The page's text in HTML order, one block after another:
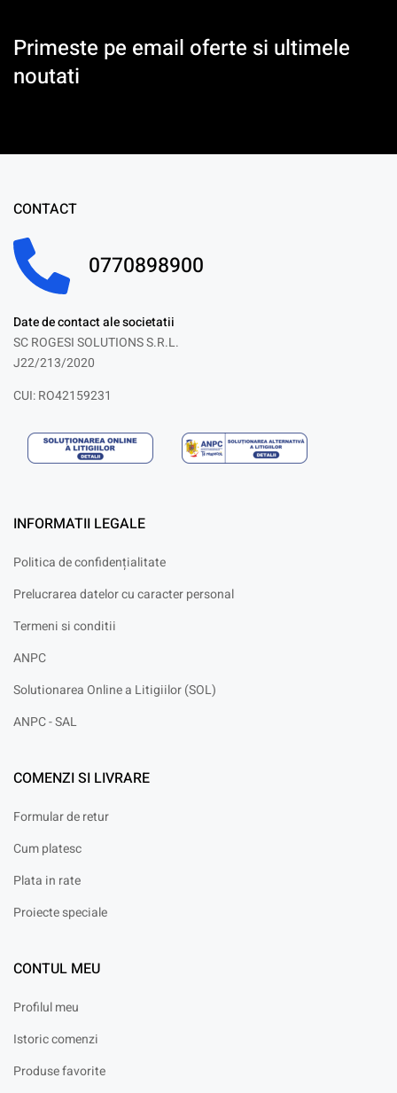
Primeste pe email oferte si ultimele
noutati
CONTACT
0770898900
Date de contact ale societatii
SC ROGESI SOLUTIONS S.R.L.
J22/213/2020
CUI: RO42159231
INFORMATII LEGALE
Politica de confidențialitate
Prelucrarea datelor cu caracter personal
Termeni si conditii
ANPC
Solutionarea Online a Litigiilor (SOL)
ANPC - SAL
COMENZI SI LIVRARE
Formular de retur
Cum platesc
Plata in rate
Proiecte speciale
CONTUL MEU
Profilul meu
Istoric comenzi
Produse favorite